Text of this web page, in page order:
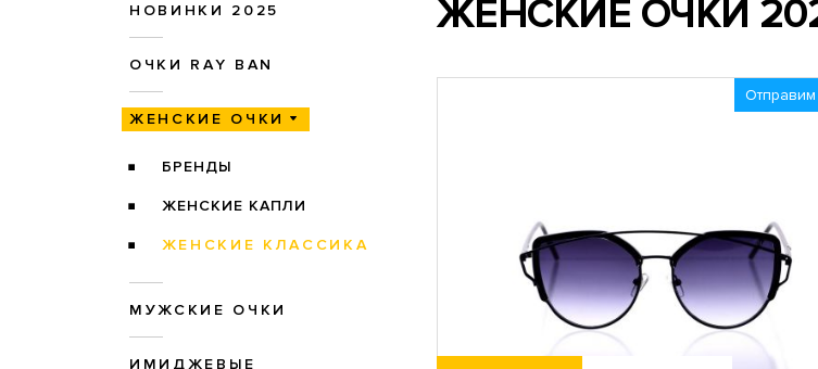
НОВИНКИ 2025
ОЧКИ RAY BAN
ЖЕНСКИЕ ОЧКИ
БРЕНДЫ
ЖЕНСКИЕ КАПЛИ
ЖЕНСКИЕ КЛАССИКА
МУЖСКИЕ ОЧКИ
ИМИДЖЕВЫЕ
ЖЕНСКИЕ ОЧКИ